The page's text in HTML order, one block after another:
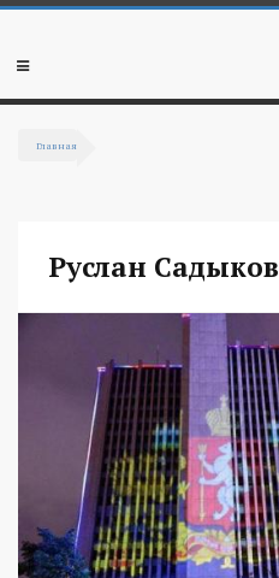
Перейти к основному содержанию
Мобильное
Главная
Руслан Садыков